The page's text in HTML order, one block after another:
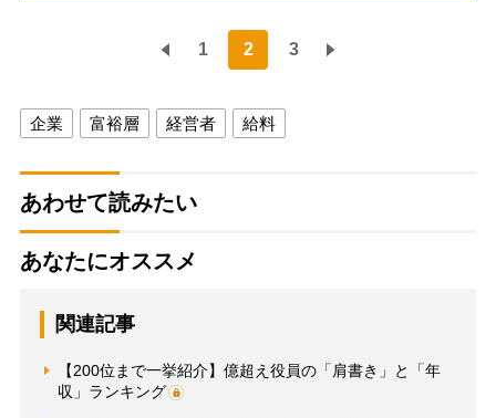
1 2 3
企業 富裕層 経営者 給料
あわせて読みたい
あなたにオススメ
関連記事
【200位まで一挙紹介】億超え役員の「肩書き」と「年
収」ランキング